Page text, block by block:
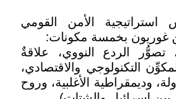
الأمن القومي
بن غوريون بخمسة مكونات:
تصوُّر الردع النووي، علاقةٌ
التكنولوجي والاقتصادي،
وديمقراطية الأغلبية، وروح